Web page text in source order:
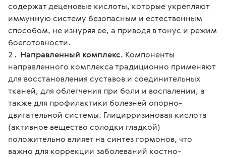
содержат деценовые кислоты, которые укрепляют
иммунную систему безопасным и естественным
способом, не изнуряя ее, а приводя в тонус и режим
боеготовности.
Направленный комплекс. Компоненты
направленного комплекса традиционно применяют
для восстановления суставов и соединительных
тканей, для облегчения при боли и воспалении, а
также для профилактики болезней опорно-
двигательной системы. Глицирризиновая кислота
(активное вещество солодки гладкой)
положительно влияет на синтез гормонов, что
важно для коррекции заболеваний костно-